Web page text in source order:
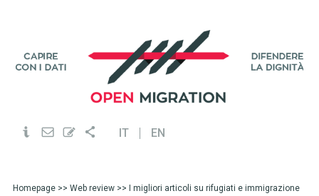
IT EN
Homepage>> Web review>> I migliori articoli su rifugiati e immigrazione